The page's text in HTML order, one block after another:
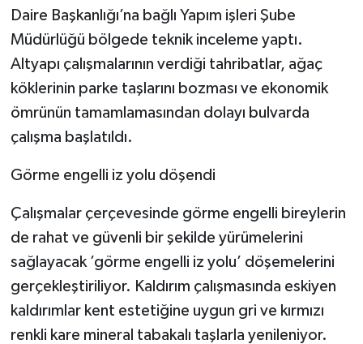
Daire Başkanlığı’na bağlı Yapım işleri Şube
Müdürlüğü bölgede teknik inceleme yaptı.
Altyapı çalışmalarının verdiği tahribatlar, ağaç
köklerinin parke taşlarını bozması ve ekonomik
ömrünün tamamlamasından dolayı bulvarda
çalışma başlatıldı.
Görme engelli iz yolu döşendi
Çalışmalar çerçevesinde görme engelli bireylerin
de rahat ve güvenli bir şekilde yürümelerini
sağlayacak ’görme engelli iz yolu’ döşemelerini
gerçekleştiriliyor. Kaldırım çalışmasında eskiyen
kaldırımlar kent estetiğine uygun gri ve kırmızı
renkli kare mineral tabakalı taşlarla yenileniyor.